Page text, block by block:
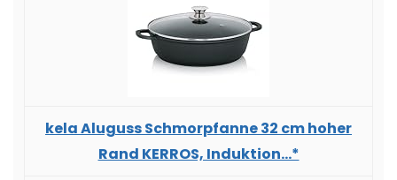
kela Aluguss Schmorpfanne 32 cm hoher
Rand KERROS, Induktion...*